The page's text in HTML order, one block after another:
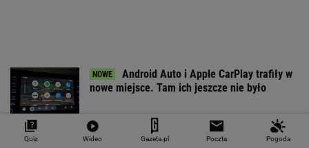
Android Auto i Apple CarPlay trafiły w
nowe miejsce. Tam ich jeszcze nie było
Myślisz, że po piwie możesz płynąć kajakiem?
Quiz Wideo Gazeta.pl Poczta Pogoda